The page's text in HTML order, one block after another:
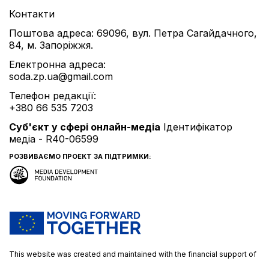
Контакти
Поштова адреса: 69096, вул. Петра Сагайдачного,
84, м. Запоріжжя.
Електронна адреса:
soda.zp.ua@gmail.com
Телефон редакції:
+380 66 535 7203
Cуб'єкт у сфері онлайн-медіа Ідентифікатор
медіа - R40-06599
РОЗВИВАЄМО ПРОЕКТ ЗА ПІДТРИМКИ:
This website was created and maintained with the financial support of